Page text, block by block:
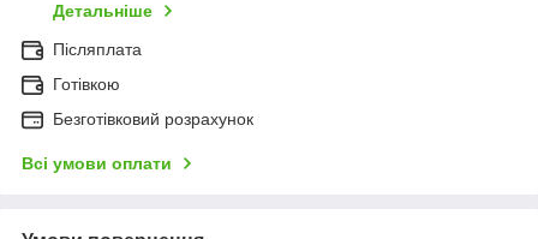
Детальніше
Післяплата
Готівкою
Безготівковий розрахунок
Всі умови оплати